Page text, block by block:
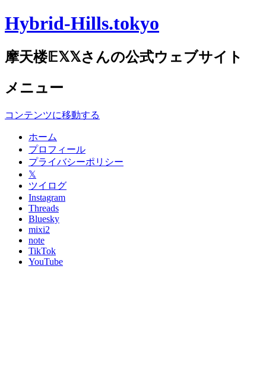
Hybrid-Hills.tokyo
摩天楼𝔼𝕏𝕏さんの公式ウェブサイト
メニュー
コンテンツに移動する
ホーム
プロフィール
プライバシーポリシー
𝕏
ツイログ
Instagram
Threads
Bluesky
mixi2
note
TikTok
YouTube